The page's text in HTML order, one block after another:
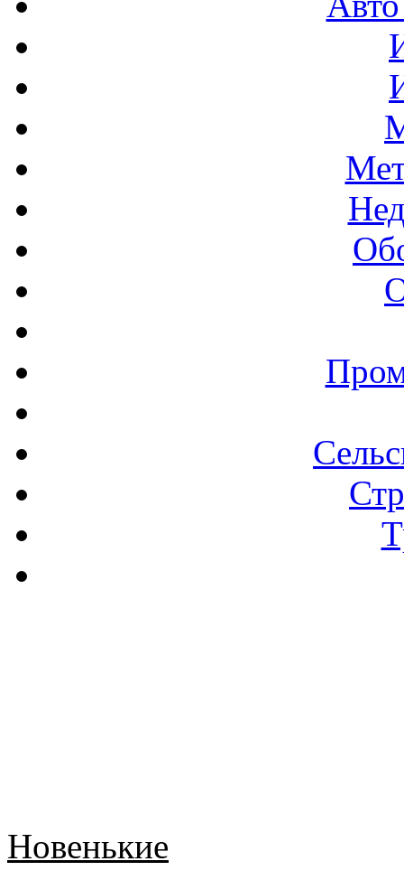
Новенькие